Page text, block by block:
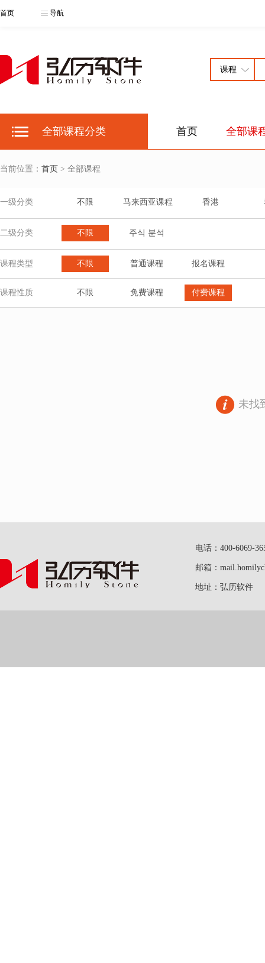
首页 导航
全部课程分类 首页 全部课
当前位置： 首页 > 全部课程
一级分类 不限 马来西亚课程 香港
二级分类 不限 주식 분석
课程类型 不限 普通课程 报名课程
课程性质 不限 免费课程 付费课程
未找
电话：400-6069-
邮箱：
地址：弘历软件